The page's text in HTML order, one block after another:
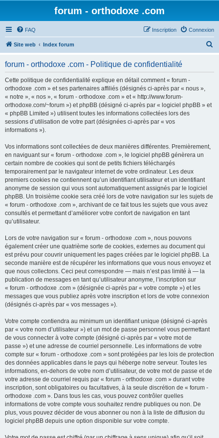
forum - orthodoxe .com
FAQ Connexion
Inscription
Site web Index forum
forum - orthodoxe .com - Politique de confidentialité
Cette politique de confidentialité explique en détail comment « forum -
orthodoxe .com » et ses partenaires affiliés (désignés ci-après par « nous »,
« notre », « nos », « forum - orthodoxe .com » et « http://www.forum-
orthodoxe.com/~forum ») et phpBB (désigné ci-après par « logiciel phpBB » et
« phpBB Limited ») utilisent toutes les informations collectées lors des
sessions d’utilisation de votre part (désignées ci-après par « vos
informations »).
Vos informations sont collectées de deux manières différentes. Premièrement,
en naviguant sur « forum - orthodoxe .com », le logiciel phpBB génèrera un
certain nombre de cookies qui sont de petits fichiers téléchargés
temporairement par le navigateur internet de votre ordinateur. Les deux
premiers cookies ne contiennent qu’un identifiant utilisateur et un identifiant
anonyme de session qui vous sont automatiquement assignés par le logiciel
phpBB. Un troisième cookie sera créé lors de votre navigation sur les sujets de
« forum - orthodoxe .com », archivant de ce fait tous les sujets que vous avez
consultés et permettant d’améliorer votre confort de navigation en tant
qu’utilisateur.
Lors de votre navigation sur « forum - orthodoxe .com », nous pouvons
également créer une quatrième sorte de cookies, externes au document qui
est prévu pour couvrir uniquement les pages créées par le logiciel phpBB. La
seconde manière est de récupérer les informations que vous nous envoyez et
que nous collectons. Ceci peut correspondre — mais n’est pas limité à — la
publication de messages en tant qu’utilisateur anonyme, l’inscription sur
« forum - orthodoxe .com » (désignée ci-après par « votre compte ») et les
messages que vous publiez après votre inscription et lors de votre connexion
(désignés ci-après par « vos messages »).
Votre compte contiendra au minimum un identifiant unique (désigné ci-après
par « votre nom d’utilisateur ») et un mot de passe personnel vous permettant
de vous connecter à votre compte (désigné ci-après par « votre mot de
passe ») et une adresse de courriel personnelle. Les informations de votre
compte sur « forum - orthodoxe .com » sont protégées par les lois de protection
des données applicables dans le pays qui héberge notre serveur. Toutes les
informations, en-dehors de votre nom d’utilisateur, de votre mot de passe et de
votre adresse de courriel requis par « forum - orthodoxe .com » durant votre
inscription, sont obligatoires ou facultatives, à la seule discrétion de « forum -
orthodoxe .com ». Dans tous les cas, vous pouvez contrôler quelles
informations de votre compte vous souhaitez rendre publiques ou non. De
plus, vous pouvez décider de vous abonner ou non à la liste de diffusion du
logiciel phpBB depuis une option disponible sur votre compte.